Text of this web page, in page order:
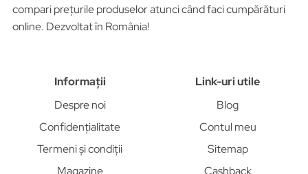
compari prețurile produselor atunci când faci cumpărături
online. Dezvoltat în România!
Informații
Despre noi
Confidențialitate
Termeni și condiții
Magazine
Link-uri utile
Blog
Contul meu
Sitemap
Cashback